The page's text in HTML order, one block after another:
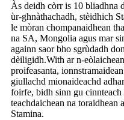
Às deidh còrr is 10 bliadhna
ùr-ghnàthachadh, stèidhich
le mòran chompanaidhean
na SA, Mongolia agus mar
againn saor bho sgrùdadh
dèiligidh.With ar n-
proifeasanta,
giullachd mionaideachd
foirfe, bidh sinn gu cinnteach
teachdaichean na toraidhean
Stamina.